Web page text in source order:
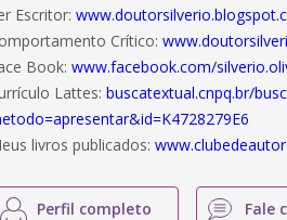
Escritor:
Crítico:
Book:www.facebook.com/
Lattes:buscatextual.cnpq.br/
livros publicados:
Perfil completo Fale